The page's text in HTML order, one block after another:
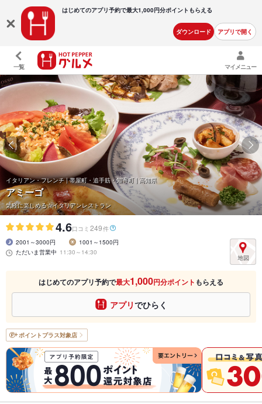
はじめてのアプリ予約で最大1,000円分ポイントもらえる
ダウンロード アプリで開く
一覧 マイメニュー
イタリアン・フレンチ | 帯屋町・追手筋・知寄町 | 高知県
アミーゴ
気軽に楽しめる☆イタリアンレストラン
4.6口コミ 249件
2001～3000円
1001～1500円
ただいま営業中 11:30～14:30
はじめてのアプリ予約で最大1,000円分ポイント もらえる
アプリでひらく
ポイントプラス対象店